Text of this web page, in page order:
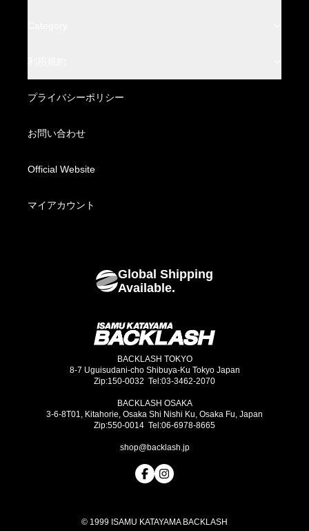
BACKLASH THE DENIM
BACKLASH XX Yohji Yamamoto
Leather Bottoms
Fabric Wear
Fabric Bottoms
Footwear
特定商取引法に基づく表記
配送方法・送料について
お支払い方法について
海外発送について
プライバシーポリシー
お問い合わせ
Official Website
マイアカウント
Global Shipping
Available.
BACKLASH TOKYO
8-7 Uguisudani-cho Shibuya-Ku Tokyo Japan
Zip:150-0032 Tel:03-3462-2070
BACKLASH OSAKA
3-6-8T01, Kitahorie, Osaka Shi Nishi Ku, Osaka Fu, Japan
Zip:550-0014 Tel:06-6978-8665
shop@backlash.jp
© 1999 ISAMU KATAYAMA BACKLASH